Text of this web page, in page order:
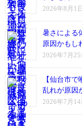
2026年8月1日
暑さによる
原因かもし
2026年7月25
【仙台市
乱れが原因
2026年7月14